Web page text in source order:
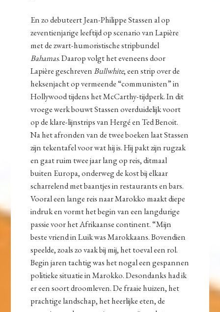
En zo debuteert Jean-Philippe Stassen al op
zeventienjarige leeftijd op scenario van Lapière
met de zwart-humoristische stripbundel
Bahamas. Daarop volgt het eveneens door
Lapière geschrevenBullwhite, een strip over de
heksenjacht op vermeende “communisten” in
Hollywood tijdens het McCarthy-tijdperk. In dit
vroege werk bouwt Stassen overduidelijk voort
op de klare-lijnstrips van Hergé en Ted Benoit.
Na het afronden van de twee boeken laat Stassen
zijn tekentafel voor wat hij is. Hij pakt zijn rugzak
en gaat ruim twee jaar lang op reis, ditmaal
buiten Europa, onderweg de kost bij elkaar
scharrelend met baantjes in restaurants en bars.
Vooral een lange reis naar Marokko maakt diepe
indruk en vormt het begin van een langdurige
passie voor het Afrikaanse continent. “Mijn
beste vriend in Luik was Marokkaans. Bovendien
speelde, zoals zo vaak bij mij, het toeval een rol.
Begin jaren tachtig was het nogal een gespannen
politieke situatie in Marokko. Desondanks had ik
er een soort droomleven. De fraaie huizen, het
prachtige landschap, het heerlijke eten, de